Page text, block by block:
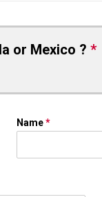
or Mexico ? *
Name*